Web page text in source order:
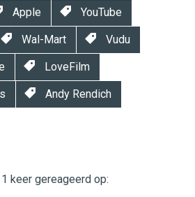
Apple YouTube
Wal-Mart Vudu
LoveFilm
Andy Rendich
keer gereageerd op: